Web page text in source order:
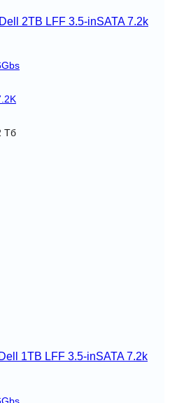
2TB LFF 3.5-inSATA 7.2k
Тб
1TB LFF 3.5-inSATA 7.2k